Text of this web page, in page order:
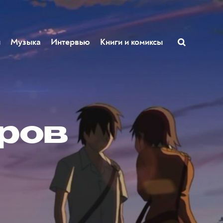
Музыка Интервью Книги и комиксы